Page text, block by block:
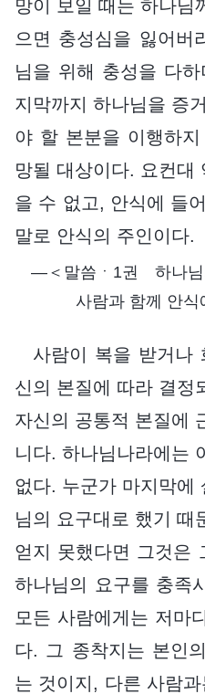
망이 보일 때는 하나님
으면 충성심을 잃어
님을 위해 충성을 다
지막까지 하나님을 증
야 할 본분을 이행하
망될 대상이다. 요컨대
을 수 없고, 안식에 들
말로 안식의 주인이다.
―＜말씀ㆍ1권 하나님
사람과 함께 안식
사람이 복을 받거나
신의 본질에 따라 결정
자신의 공통적 본질에
니다. 하나님나라에는
없다. 누군가 마지막에
님의 요구대로 했기 때
얻지 못했다면 그것은
하나님의 요구를 충족
모든 사람에게는 저마
다. 그 종착지는 본인
는 것이지, 다른 사람